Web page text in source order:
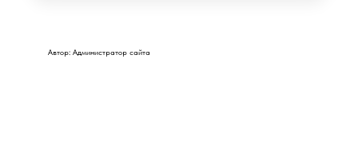
Автор: Администратор сайта